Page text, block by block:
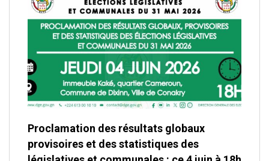
Proclamation des résultats globaux
provisoires et des statistiques des